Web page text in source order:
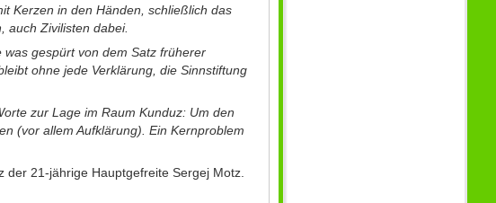
Kerzen in den Händen, schließlich das
auch Zivilisten dabei.
gespürt von dem Satz früherer
ohne jede Verklärung, die Sinnstiftung
zur Lage im Raum Kunduz: Um den
(vor allem Aufklärung). Ein Kernproblem
der 21-jährige Hauptgefreite Sergej Motz.